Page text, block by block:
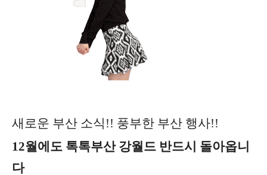
새로운 부산 소식!! 풍부한 부산 행사!!
12월에도 톡톡부산 강월드 반드시 돌아옵니
다